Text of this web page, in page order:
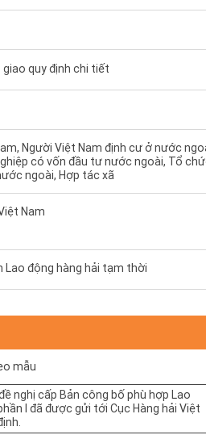
quy định chi tiết
Người Việt Nam định cư ở nước
có vốn đầu tư nước ngoài, Tổ
ngoài, Hợp tác xã
Nam
Lao động hàng hải tạm thời
mẫu
nghị cấp Bản công bố phù hợp Lao
I đã được gửi tới Cục Hàng hải Việt